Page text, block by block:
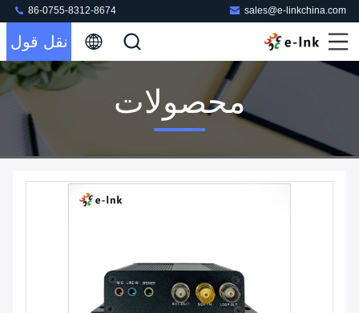
sales@e-linkchina.com
86-0755-8312-8674
نقل قول
محصولات